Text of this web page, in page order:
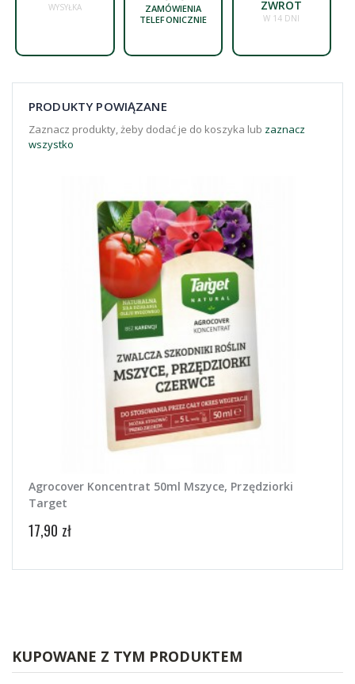
WYSYŁKA
ZAMÓWIENIA
TELEFONICZNIE
ZWROT
W 14 DNI
PRODUKTY POWIĄZANE
Zaznacz produkty, żeby dodać je do koszyka lub zaznacz
wszystko
Agrocover Koncentrat 50ml Mszyce, Przędziorki
Target
17,90 zł
KUPOWANE Z TYM PRODUKTEM